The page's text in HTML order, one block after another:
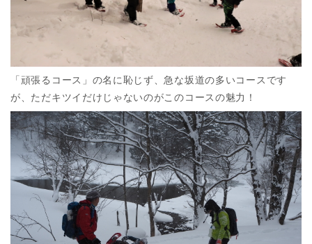
「頑張るコース」の名に恥じず、急な坂道の多いコースです
が、ただキツイだけじゃないのがこのコースの魅力！